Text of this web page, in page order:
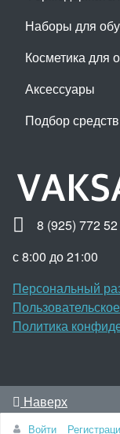
Наборы для
Косметика для
Аксессуары
Подбор средств
8 (925) 772
с 8:00 до 21:00
Персональный
Политика
Наверх
© Vaksa.ru 2003-
Войти